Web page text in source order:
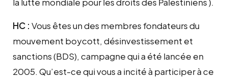
HC : Vous êtes un des membres fondateurs du
mouvement boycott, désinvestissement et
sanctions (BDS), campagne qui a été lancée en
2005. Qu’est-ce qui vous a incité à participer à ce